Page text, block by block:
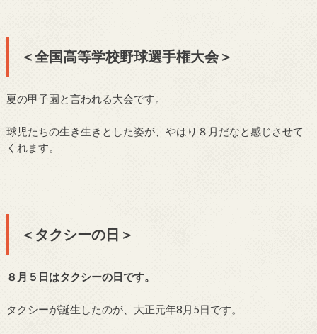
＜全国高等学校野球選手権大会＞
夏の甲子園と言われる大会です。
球児たちの生き生きとした姿が、やはり８月だなと感じさせて
くれます。
＜タクシーの日＞
８月５日はタクシーの日です。
タクシーが誕生したのが、大正元年8月5日です。